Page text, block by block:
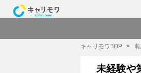
キャリモワTOP
未経験や